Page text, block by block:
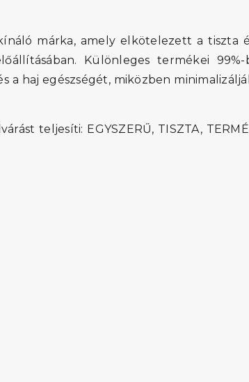
márka, amely elkötelezett a tiszta
Különleges termékei 99%-
haj egészségét, miközben
teljesíti: EGYSZERŰ, TISZTA,